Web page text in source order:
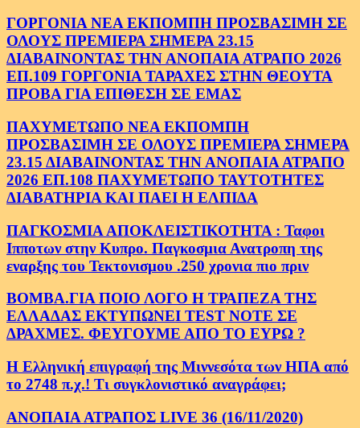
ΓΟΡΓΟΝΙΑ ΝΕΑ ΕΚΠΟΜΠΗ ΠΡΟΣΒΑΣΙΜΗ ΣΕ
ΟΛΟΥΣ ΠΡΕΜΙΕΡΑ ΣΗΜΕΡΑ 23.15
ΔΙΑΒΑΙΝΟΝΤΑΣ ΤΗΝ ΑΝΟΠΑΙΑ ΑΤΡΑΠΟ 2026
ΕΠ.109 ΓΟΡΓΟΝΙΑ ΤΑΡΑΧΕΣ ΣΤΗΝ ΘΕΟΥΤΑ
ΠΡΟΒΑ ΓΙΑ ΕΠΙΘΕΣΗ ΣΕ ΕΜΑΣ
ΠΑΧΥΜΕΤΩΠΟ ΝΕΑ ΕΚΠΟΜΠΗ
ΠΡΟΣΒΑΣΙΜΗ ΣΕ ΟΛΟΥΣ ΠΡΕΜΙΕΡΑ ΣΗΜΕΡΑ
23.15 ΔΙΑΒΑΙΝΟΝΤΑΣ ΤΗΝ ΑΝΟΠΑΙΑ ΑΤΡΑΠΟ
2026 ΕΠ.108 ΠΑΧΥΜΕΤΩΠΟ ΤΑΥΤΟΤΗΤΕΣ
ΔΙΑΒΑΤΗΡΙΑ ΚΑΙ ΠΑΕΙ Η ΕΛΠΙΔΑ
ΠΑΓΚΟΣΜΙΑ ΑΠΟΚΛΕΙΣΤΙΚΟΤΗΤΑ : Ταφοι
Ιπποτων στην Κυπρο. Παγκοσμια Ανατροπη της
εναρξης του Τεκτονισμου .250 χρονια πιο πριν
ΒΟΜΒΑ.ΓΙΑ ΠΟΙΟ ΛΟΓΟ Η ΤΡΑΠΕΖΑ ΤΗΣ
ΕΛΛΑΔΑΣ ΕΚΤΥΠΩΝΕΙ TEST NOTE ΣΕ
ΔΡΑΧΜΕΣ. ΦΕΥΓΟΥΜΕ ΑΠΟ ΤΟ ΕΥΡΩ ?
Η Ελληνική επιγραφή της Μιννεσότα των ΗΠΑ από
το 2748 π.χ.! Τι συγκλονιστικό αναγράφει;
ΑΝΟΠΑΙΑ ΑΤΡΑΠΟΣ LIVE 36 (16/11/2020)